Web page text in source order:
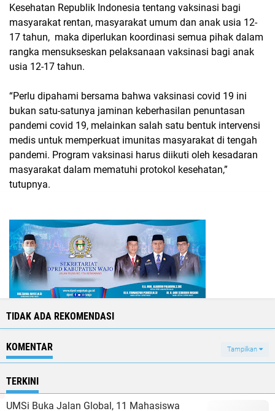
Kesehatan Republik Indonesia tentang vaksinasi bagi
masyarakat rentan, masyarakat umum dan anak usia 12-
17 tahun, maka diperlukan koordinasi semua pihak dalam
rangka mensukseskan pelaksanaan vaksinasi bagi anak
usia 12-17 tahun.
“Perlu dipahami bersama bahwa vaksinasi covid 19 ini
bukan satu-satunya jaminan keberhasilan penuntasan
pandemi covid 19, melainkan salah satu bentuk intervensi
medis untuk memperkuat imunitas masyarakat di tengah
pandemi. Program vaksinasi harus diikuti oleh kesadaran
masyarakat dalam mematuhi protokol kesehatan,”
tutupnya.
TIDAK ADA REKOMENDASI
KOMENTAR Tampilkan
TERKINI
UMSi Buka Jalan Global, 11 Mahasiswa